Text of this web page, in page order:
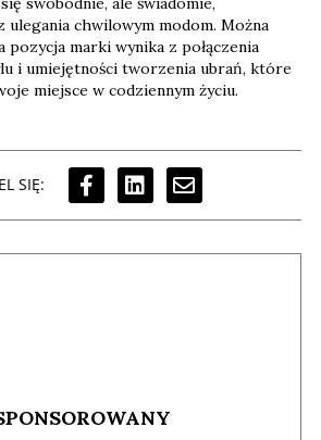
ulegania chwilowym modom. Można
pozycja marki wynika z połączenia
i umiejętności tworzenia ubrań, które
miejsce w codziennym życiu.
SIĘ: